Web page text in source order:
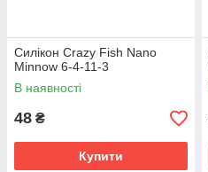
Силікон Crazy Fish Nano
Minnow 6-4-11-3
В наявності
48 ₴
Купити